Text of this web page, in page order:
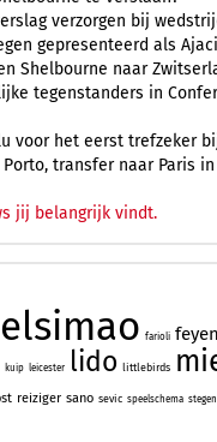
verzorgen bij
gepresenteerd als
Shelbourne naar
tegenstanders in
voor het eerst trefzeker
transfer naar Paris
jij belangrijk vindt.
elsimao farioli
kuip leicester lido littlebirds
reiziger sano sevic speelschema stegen